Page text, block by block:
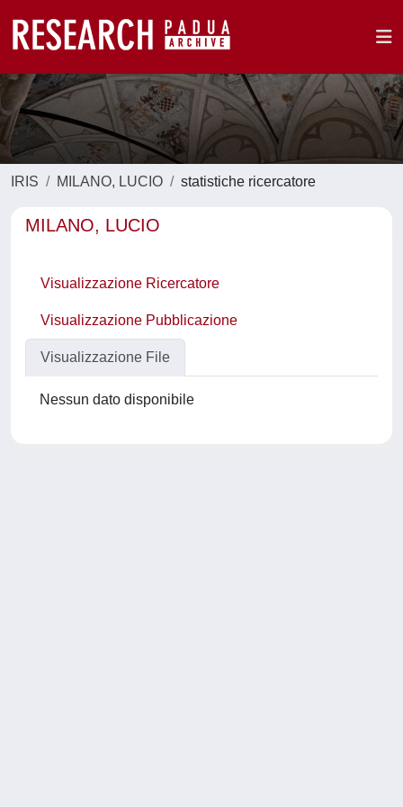
IRIS MILANO, LUCIO statistiche ricercatore
MILANO, LUCIO
Visualizzazione Ricercatore
Visualizzazione Pubblicazione
Visualizzazione File
Nessun dato disponibile